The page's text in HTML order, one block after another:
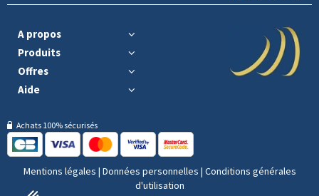
A propos
Produits
Offres
Aide
Achats 100% sécurisés
Mentions légales | Données personnelles | Conditions générales
d'utilisation